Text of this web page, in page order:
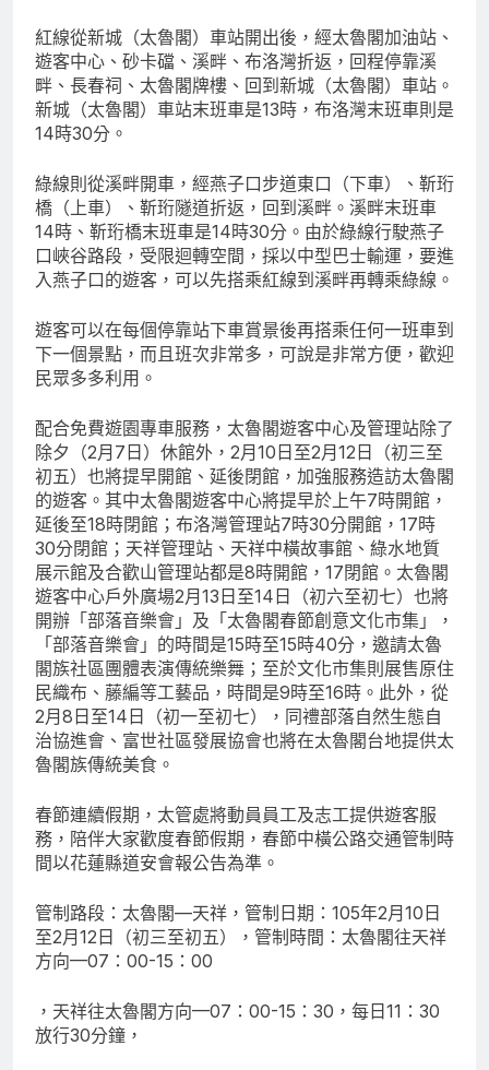
紅線從新城（太魯閣）車站開出後，經太魯閣加油站、
遊客中心、砂卡礑、溪畔、布洛灣折返，回程停靠溪
畔、長春祠、太魯閣牌樓、回到新城（太魯閣）車站。
新城（太魯閣）車站末班車是13時，布洛灣末班車則是
14時30分。
綠線則從溪畔開車，經燕子口步道東口（下車）、靳珩
橋（上車）、靳珩隧道折返，回到溪畔。溪畔末班車
14時、靳珩橋末班車是14時30分。由於綠線行駛燕子
口峽谷路段，受限迴轉空間，採以中型巴士輸運，要進
入燕子口的遊客，可以先搭乘紅線到溪畔再轉乘綠線。
遊客可以在每個停靠站下車賞景後再搭乘任何一班車到
下一個景點，而且班次非常多，可說是非常方便，歡迎
民眾多多利用。
配合免費遊園專車服務，太魯閣遊客中心及管理站除了
除夕（2月7日）休館外，2月10日至2月12日（初三至
初五）也將提早開館、延後閉館，加強服務造訪太魯閣
的遊客。其中太魯閣遊客中心將提早於上午7時開館，
延後至18時閉館；布洛灣管理站7時30分開館，17時
30分閉館；天祥管理站、天祥中橫故事館、綠水地質
展示館及合歡山管理站都是8時開館，17閉館。太魯閣
遊客中心戶外廣場2月13日至14日（初六至初七）也將
開辦「部落音樂會」及「太魯閣春節創意文化市集」，
「部落音樂會」的時間是15時至15時40分，邀請太魯
閣族社區團體表演傳統樂舞；至於文化市集則展售原住
民織布、藤編等工藝品，時間是9時至16時。此外，從
2月8日至14日（初一至初七），同禮部落自然生態自
治協進會、富世社區發展協會也將在太魯閣台地提供太
魯閣族傳統美食。
春節連續假期，太管處將動員員工及志工提供遊客服
務，陪伴大家歡度春節假期，春節中橫公路交通管制時
間以花蓮縣道安會報公告為準。
管制路段：太魯閣—天祥，管制日期：105年2月10日
至2月12日（初三至初五），管制時間：太魯閣往天祥
方向—07：00-15：00
，天祥往太魯閣方向—07：00-15：30，每日11：30
放行30分鐘，